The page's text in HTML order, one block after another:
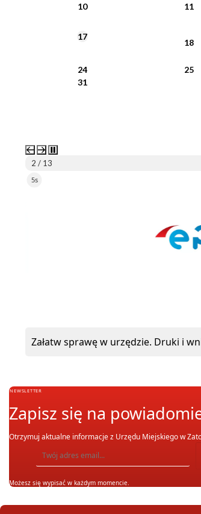
10 11
17
18
24 25
31
2 / 13
5s
Załatw sprawę w urzędzie. Druki i
NEWSLETTER
Zapisz się na
Otrzymuj aktualne informacje z Urzędu Miejskiego w
Wpisz adres email, na który chcesz otrzymywać
Możesz się wypisać w każdym momencie.